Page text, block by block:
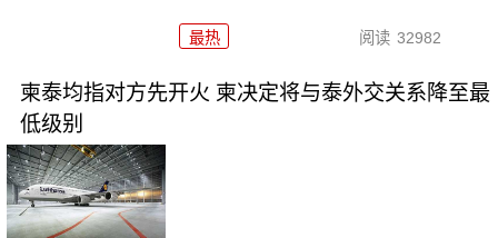
最热 阅读 32982
柬泰均指对方先开火 柬决定将与泰外交关系降至最
低级别